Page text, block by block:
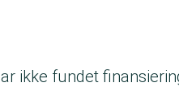
ikke fundet